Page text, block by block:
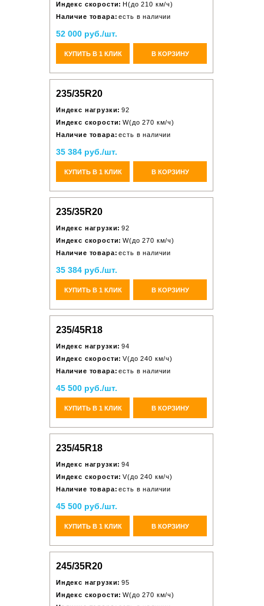
Индекс скорости: H(до 210 км/ч)
Наличие товара: есть в наличии
52 000 руб./шт.
КУПИТЬ В 1 КЛИК В КОРЗИНУ
235/35R20
Индекс нагрузки: 92
Индекс скорости: W(до 270 км/ч)
Наличие товара: есть в наличии
35 384 руб./шт.
КУПИТЬ В 1 КЛИК В КОРЗИНУ
235/35R20
Индекс нагрузки: 92
Индекс скорости: W(до 270 км/ч)
Наличие товара: есть в наличии
35 384 руб./шт.
КУПИТЬ В 1 КЛИК В КОРЗИНУ
235/45R18
Индекс нагрузки: 94
Индекс скорости: V(до 240 км/ч)
Наличие товара: есть в наличии
45 500 руб./шт.
КУПИТЬ В 1 КЛИК В КОРЗИНУ
235/45R18
Индекс нагрузки: 94
Индекс скорости: V(до 240 км/ч)
Наличие товара: есть в наличии
45 500 руб./шт.
КУПИТЬ В 1 КЛИК В КОРЗИНУ
245/35R20
Индекс нагрузки: 95
Индекс скорости: W(до 270 км/ч)